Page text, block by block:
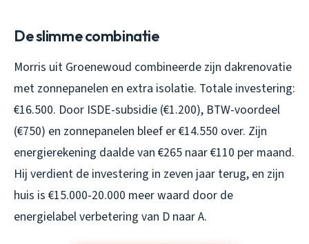
De slimme combinatie
Morris uit Groenewoud combineerde zijn dakrenovatie
met zonnepanelen en extra isolatie. Totale investering:
€16.500. Door ISDE-subsidie (€1.200), BTW-voordeel
(€750) en zonnepanelen bleef er €14.550 over. Zijn
energierekening daalde van €265 naar €110 per maand.
Hij verdient de investering in zeven jaar terug, en zijn
huis is €15.000-20.000 meer waard door de
energielabel verbetering van D naar A.